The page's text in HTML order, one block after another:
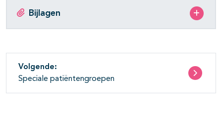
Bijlagen
Volgende:
Speciale patiëntengroepen